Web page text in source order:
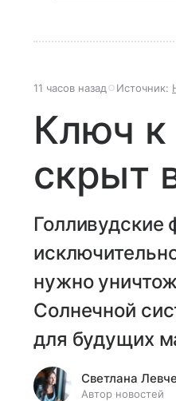
11 часов назад Источник:
Ключ к
скрыт
нужно
Солнечной
для будущих
Светлана
Автор новостей